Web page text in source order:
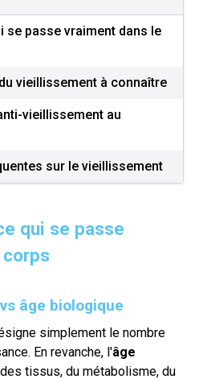
se passe vraiment dans le
vieillissement à connaître
vieillissement au
sur le vieillissement
qui se passe
âge biologique
simplement le nombre
En revanche, l'âge
tissus, du métabolisme, du